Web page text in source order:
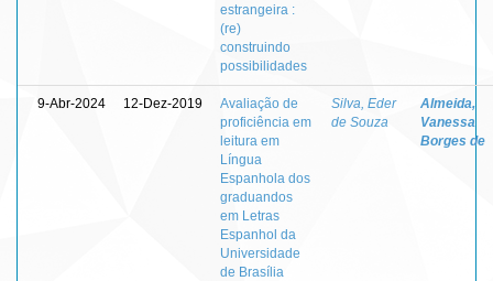
estrangeira :
(re)
construindo
possibilidades
9-Abr-2024 12-Dez-2019
Avaliação de
proficiência em
leitura em
Língua
Espanhola dos
graduandos
em Letras
Espanhol da
Universidade
de Brasília
Silva, Eder
de Souza
Almeida,
Vanessa
Borges de